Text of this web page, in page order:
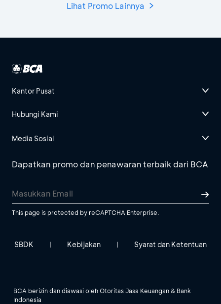
Lihat Promo Lainnya
Kantor Pusat
Hubungi Kami
Media Sosial
Dapatkan promo dan penawaran terbaik dari BCA
This page is protected by reCAPTCHA Enterprise.
SBDK | Kebijakan | Syarat dan Ketentuan
BCA berizin dan diawasi oleh Otoritas Jasa Keuangan & Bank
Indonesia